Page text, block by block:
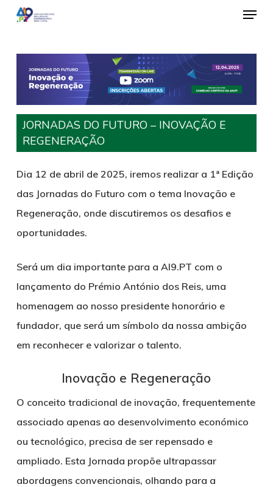
Saltar
conteúdo
principal
JORNADAS DO FUTURO – INOVAÇÃO E
REGENERAÇÃO
Dia 12 de abril de 2025, iremos realizar a 1ª Edição
das Jornadas do Futuro com o tema Inovação e
Regeneração, onde discutiremos os desafios e
oportunidades.
Será um dia importante para a AI9.PT com o
lançamento do Prémio António dos Reis, uma
homenagem ao nosso presidente honorário e
fundador, que será um símbolo da nossa ambição
em reconhecer e valorizar o talento.
Inovação e Regeneração
O conceito tradicional de inovação, frequentemente
associado apenas ao desenvolvimento económico
ou tecnológico, precisa de ser repensado e
ampliado. Esta Jornada propõe ultrapassar
abordagens convencionais, olhando para a